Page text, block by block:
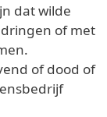
dat wilde
of met
of dood of